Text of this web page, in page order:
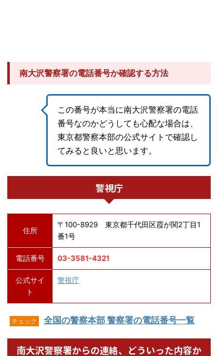
南大沢警察署の電話番号か確認する方法
この番号が本当に南大沢警察署の電話
番号なのかどうしても心配な場合は、
東京都警察本部の公式サイトで確認し
てみると良いと思います。
警視庁
住所
〒100-8929 東京都千代田区霞が関2丁目1
番1号
電話番号 03-3581-4321
公式サイ
ト
警視庁
チェック 全国の警察本部 警察署の電話番号一覧
南大沢警察署からの連絡、どういった内容か